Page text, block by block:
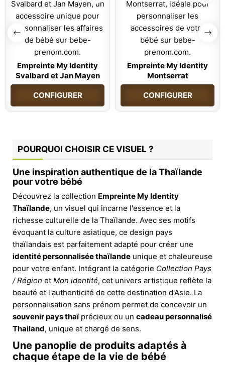
Empreinte My Identity
Svalbard et Jan Mayen
CONFIGURER
Empreinte My Identity
Montserrat
CONFIGURER
POURQUOI CHOISIR CE VISUEL ?
Une inspiration authentique de la Thaïlande
pour votre bébé
Découvrez la collection Empreinte My Identity
Thaïlande, un visuel qui incarne l'essence et la
richesse culturelle de la Thaïlande. Avec ses motifs
évoquant la culture asiatique, ce design pays
thaïlandais est parfaitement adapté pour créer une
identité personnalisée thaïlande unique et chaleureuse
pour votre enfant. Intégrant la catégorie Collection Pays
/ Région et Mon identité, cet univers artistique reflète la
beauté et l'authenticité de cette destination d'Asie. La
personnalisation sans prénom permet de concevoir un
souvenir pays thaïprécieux ou un cadeau personnalisé
Thailand, unique et chargé de sens.
Une panoplie de produits adaptés à
chaque étape de la vie de bébé